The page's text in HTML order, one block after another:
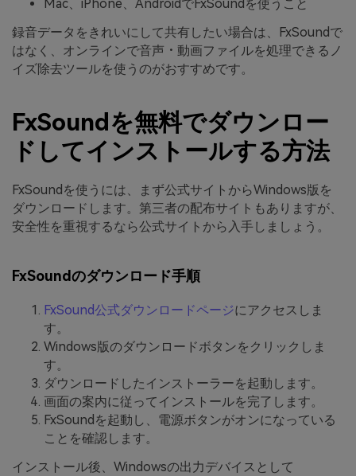
Mac、iPhone、AndroidでFxSoundを使うこと
録音データをきれいにして共有したい場合は、FxSoundで
はなく、オンラインで音声・動画ファイルを処理できるノ
イズ除去ツールを使うのがおすすめです。
FxSoundを無料でダウンロー
ドしてインストールする方法
FxSoundを使うには、まず公式サイトからWindows版を
ダウンロードします。第三者の配布サイトもありますが、
安全性を重視するなら公式サイトから入手しましょう。
FxSoundのダウンロード手順
FxSound公式ダウンロードページにアクセスしま
す。
Windows版のダウンロードボタンをクリックしま
す。
ダウンロードしたインストーラーを起動します。
画面の案内に従ってインストールを完了します。
FxSoundを起動し、電源ボタンがオンになっている
ことを確認します。
インストール後、Windowsの出力デバイスとして